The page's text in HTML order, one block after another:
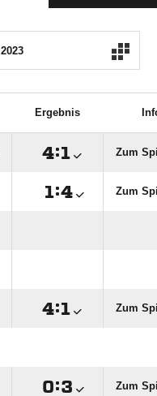
Ergebnis
: Zum
: Zum
: Zum
: Zum